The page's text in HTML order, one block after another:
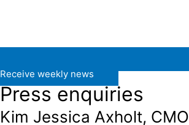
Receive weekly news
Press enquiries
Kim Jessica Axholt, CMO